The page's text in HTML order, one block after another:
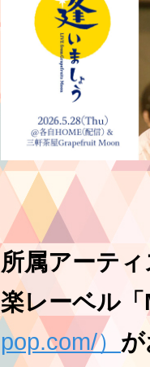
所属アーテ
楽レーベル
pop.com/）